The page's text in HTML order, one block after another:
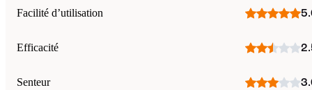
Facilité d’utilisation
Efficacité
Senteur